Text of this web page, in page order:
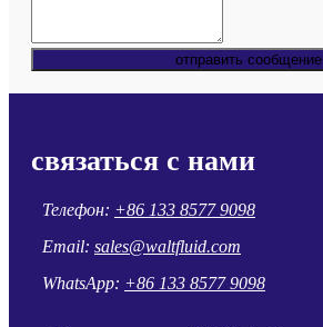
отправить сообщение
связаться с нами
Телефон: +86 133 8577 9098
Email: sales@waltfluid.com
WhatsApp: +86 133 8577 9098